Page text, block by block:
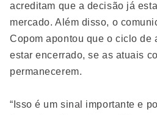
acreditam que a decisão já
mercado. Além disso, o
Copom apontou que o ciclo de
estar encerrado, se as atuais
permanecerem.
“Isso é um sinal importante e